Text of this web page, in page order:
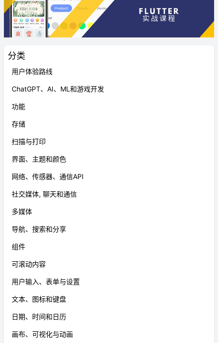
分类
用户体验路线
ChatGPT、AI、ML和游戏开发
功能
存储
扫描与打印
界面、主题和颜色
网络、传感器、通信API
社交媒体, 聊天和通信
多媒体
导航、搜索和分享
组件
可滚动内容
用户输入、表单与设置
文本、图标和键盘
日期、时间和日历
画布、可视化与动画